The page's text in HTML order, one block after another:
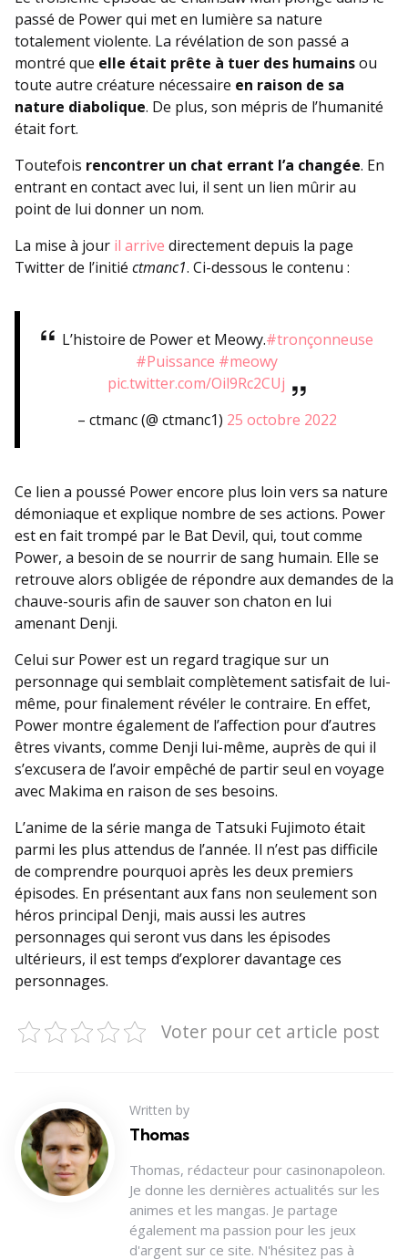
passé de Power qui met en lumière sa nature
totalement violente. La révélation de son passé a
montré que elle était prête à tuer des humainsou
toute autre créature nécessaire en raison de sa
nature diabolique. De plus, son mépris de l’humanité
était fort.
Toutefois rencontrer un chat errant l’a changée. En
entrant en contact avec lui, il sent un lien mûrir au
point de lui donner un nom.
La mise à jour il arrive directement depuis la page
Twitter de l’initié ctmanc1. Ci-dessous le contenu :
L’histoire de Power et Meowy.#tronçonneuse
#Puissance #meowy
pic.twitter.com/Oil9Rc2CUj
– ctmanc (@ ctmanc1) 25 octobre 2022
Ce lien a poussé Power encore plus loin vers sa nature
démoniaque et explique nombre de ses actions. Power
est en fait trompé par le Bat Devil, qui, tout comme
Power, a besoin de se nourrir de sang humain. Elle se
retrouve alors obligée de répondre aux demandes de la
chauve-souris afin de sauver son chaton en lui
amenant Denji.
Celui sur Power est un regard tragique sur un
personnage qui semblait complètement satisfait de lui-
même, pour finalement révéler le contraire. En effet,
Power montre également de l’affection pour d’autres
êtres vivants, comme Denji lui-même, auprès de qui il
s’excusera de l’avoir empêché de partir seul en voyage
avec Makima en raison de ses besoins.
L’anime de la série manga de Tatsuki Fujimoto était
parmi les plus attendus de l’année. Il n’est pas difficile
de comprendre pourquoi après les deux premiers
épisodes. En présentant aux fans non seulement son
héros principal Denji, mais aussi les autres
personnages qui seront vus dans les épisodes
ultérieurs, il est temps d’explorer davantage ces
personnages.
Voter pour cet article post
Written by
Thomas
Thomas, rédacteur pour casinonapoleon.
Je donne les dernières actualités sur les
animes et les mangas. Je partage
également ma passion pour les jeux
d'argent sur ce site. N'hésitez pas à